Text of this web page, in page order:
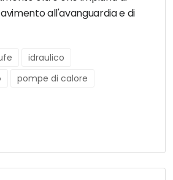
all'avanguardia e di
idraulico
pompe di calore